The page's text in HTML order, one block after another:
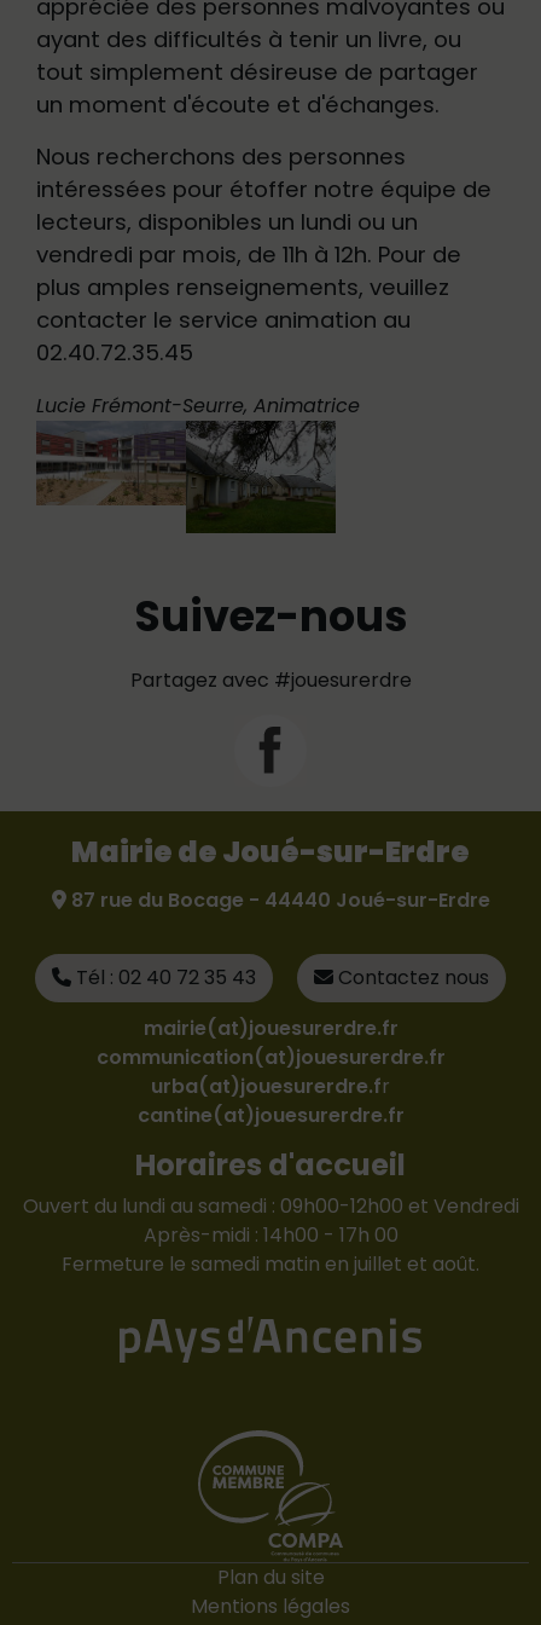
appréciée des personnes malvoyantes ou
ayant des difficultés à tenir un livre, ou
tout simplement désireuse de partager
un moment d'écoute et d'échanges.
Nous recherchons des personnes
intéressées pour étoffer notre équipe de
lecteurs, disponibles un lundi ou un
vendredi par mois, de 11h à 12h. Pour de
plus amples renseignements, veuillez
contacter le service animation au
02.40.72.35.45
Lucie Frémont-Seurre, Animatrice
Suivez-nous
Partagez avec #jouesurerdre
Mairie de Joué-sur-Erdre
87 rue du Bocage - 44440 Joué-sur-Erdre
Tél : 02 40 72 35 43
Contactez nous
mairie(at)jouesurerdre.fr
communication(at)jouesurerdre.fr
urba(at)jouesurerdre.fr
cantine(at)jouesurerdre.fr
Horaires d'accueil
Ouvert du lundi au samedi : 09h00-12h00 et Vendredi
Après-midi : 14h00 - 17h 00
Fermeture le samedi matin en juillet et août.
Plan du site
Mentions légales